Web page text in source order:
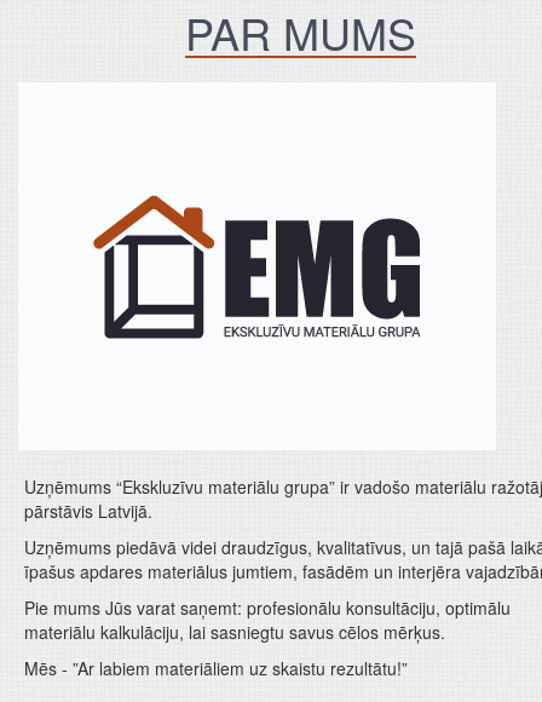
PAR MUMS
Uzņēmums “Ekskluzīvu materiālu grupa” ir vadošo materiālu
pārstāvis Latvijā.
Uzņēmums piedāvā videi draudzīgus, kvalitatīvus, un tajā pašā
īpašus apdares materiālus jumtiem, fasādēm un interjēra
Pie mums Jūs varat saņemt: profesionālu konsultāciju, optimālu
materiālu kalkulāciju, lai sasniegtu savus cēlos mērķus.
Mēs - ”Ar labiem materiāliem uz skaistu rezultātu!”